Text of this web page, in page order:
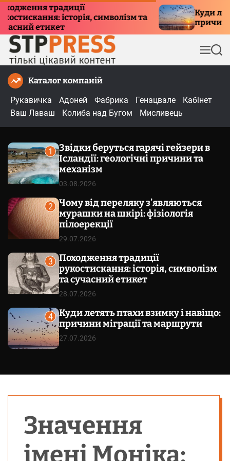
та
Куди летять птахи взимку і
причини міграції та маршрути
М
е
П
о
Каталог компаній
Рукавичка
Адоней Фабрика Генацвале
Кабінет
Ваш Лаваш
Колиба над Бугом Мисливець
1
Звідки беруться гарячі гейзери в
Ісландії: геологічні причини та
механізм
03.08.2026
2
Чому від переляку з’являються
мурашки на шкірі: фізіологія
пілоерекції
29.07.2026
3
Походження традиції
рукостискання: історія, символізм
та сучасний етикет
28.07.2026
4
Куди летять птахи взимку і навіщо:
причини міграції та маршрути
27.07.2026
Значення
імені Моніка: